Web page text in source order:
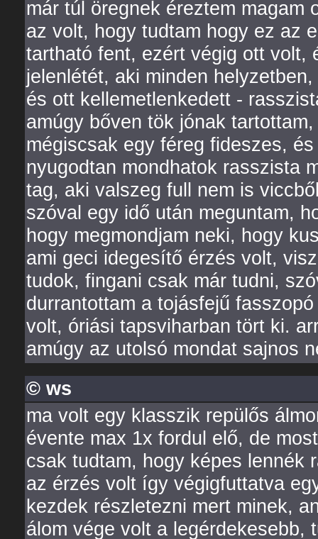
már túl öregnek éreztem magam
az volt, hogy tudtam hogy ez az
tartható fent, ezért végig ott volt,
jelenlétét, aki minden
és ott kellemetlenkedett -
amúgy bőven tök jónak
mégiscsak egy féreg fideszes,
nyugodtan mondhatok rasszista
tag, aki valszeg full nem is
szóval egy idő után meguntam,
hogy megmondjam neki, hogy
ami geci idegesítő érzés volt,
tudok, fingani csak már tudni,
durrantottam a tojásfejű
volt, óriási tapsviharban tört ki.
amúgy az utolsó mondat sajnos
© ws
ma volt egy klasszik repülős
évente max 1x fordul elő, de
csak tudtam, hogy képes lennék
az érzés volt így végigfuttatva
kezdek részletezni mert minek,
álom vége volt a legérdekesebb,